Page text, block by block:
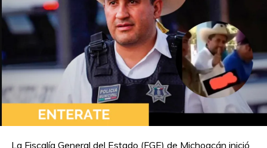
Video | Cynthia López Castro arremete
contra Alessandra Rojo de la Vega
Fiscalía confirma antecedentes por violencia
familiar del padre de Vicente; aclara que son
independientes del caso de Roxana “N”
La Fiscalía General del Estado (FGE) de Michoacán inició